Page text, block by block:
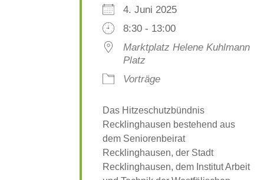
4. Juni 2025
8:30 - 13:00
Marktplatz Helene Kuhlmann
Platz
Vorträge
Das Hitzeschutzbündnis
Recklinghausen bestehend aus
dem Seniorenbeirat
Recklinghausen, der Stadt
Recklinghausen, dem Institut Arbeit